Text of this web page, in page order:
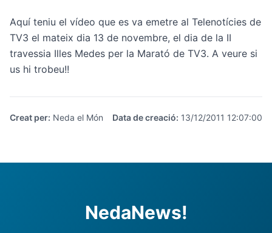
Aquí teniu el vídeo que es va emetre al Telenotícies de
TV3 el mateix dia 13 de novembre, el dia de la II
travessia Illes Medes per la Marató de TV3. A veure si
us hi trobeu!!
Creat per: Neda el Món Data de creació: 13/12/2011 12:07:00
NedaNews!